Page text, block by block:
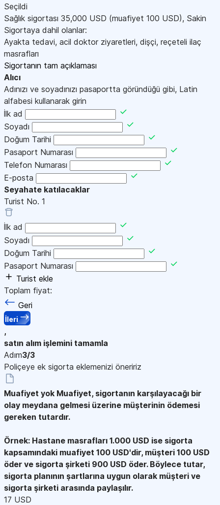
Seçildi
Sağlık sigortası 35,000 USD (muafiyet 100 USD), Sakin
Sigortaya dahil olanlar:
Ayakta tedavi, acil doktor ziyaretleri, dişçi, reçeteli ilaç
masrafları
Sigortanın tam açıklaması
Alıcı
Adınızı ve soyadınızı pasaportta göründüğü gibi, Latin
alfabesi kullanarak girin
İlk ad
Soyadı
Doğum Tarihi
Pasaport Numarası
Telefon Numarası
E-posta
Seyahate katılacaklar
Turist No. 1
İlk ad
Soyadı
Doğum Tarihi
Pasaport Numarası
Turist ekle
Toplam fiyat:
Geri
İleri
,
satın alım işlemini tamamla
Adım3/3
Poliçeye ek sigorta eklemenizi öneririz
Muafiyet yok Muafiyet, sigortanın karşılayacağı bir
olay meydana gelmesi üzerine müşterinin ödemesi
gereken tutardır.
Örnek: Hastane masrafları 1.000 USD ise sigorta
kapsamındaki muafiyet 100 USD'dir, müşteri 100 USD
öder ve sigorta şirketi 900 USD öder. Böylece tutar,
sigorta planının şartlarına uygun olarak müşteri ve
sigorta şirketi arasında paylaşılır.
17 USD